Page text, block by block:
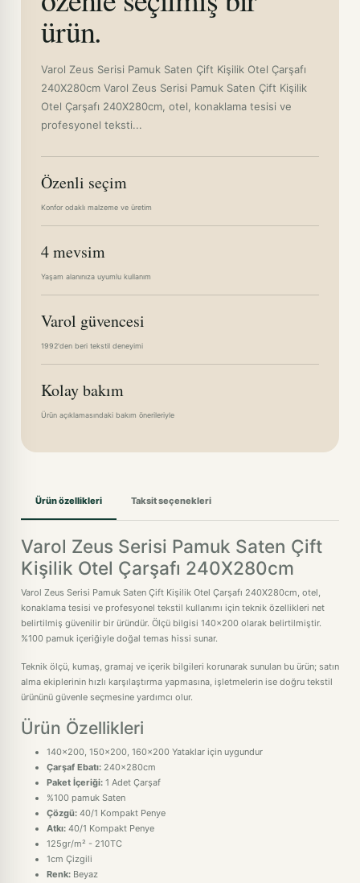
ürün.
Varol Zeus Serisi Pamuk Saten Çift Kişilik Otel Çarşafı
240X280cm Varol Zeus Serisi Pamuk Saten Çift Kişilik
Otel Çarşafı 240X280cm, otel, konaklama tesisi ve
profesyonel teksti...
Özenli seçim
Konfor odaklı malzeme ve üretim
4 mevsim
Yaşam alanınıza uyumlu kullanım
Varol güvencesi
1992'den beri tekstil deneyimi
Kolay bakım
Ürün açıklamasındaki bakım önerileriyle
Ürün özellikleri Taksit seçenekleri
Varol Zeus Serisi Pamuk Saten Çift
Kişilik Otel Çarşafı 240X280cm
Varol Zeus Serisi Pamuk Saten Çift Kişilik Otel Çarşafı 240X280cm, otel,
konaklama tesisi ve profesyonel tekstil kullanımı için teknik özellikleri net
belirtilmiş güvenilir bir üründür. Ölçü bilgisi 140x200 olarak belirtilmiştir.
%100 pamuk içeriğiyle doğal temas hissi sunar.
Teknik ölçü, kumaş, gramaj ve içerik bilgileri korunarak sunulan bu ürün; satın
alma ekiplerinin hızlı karşılaştırma yapmasına, işletmelerin ise doğru tekstil
ürününü güvenle seçmesine yardımcı olur.
Ürün Özellikleri
140x200, 150x200, 160x200 Yataklar için uygundur
Çarşaf Ebatı: 240x280cm
Paket İçeriği: 1 Adet Çarşaf
%100 pamuk Saten
Çözgü: 40/1 Kompakt Penye
Atkı: 40/1 Kompakt Penye
125gr/m² - 210TC
1cm Çizgili
Renk: Beyaz